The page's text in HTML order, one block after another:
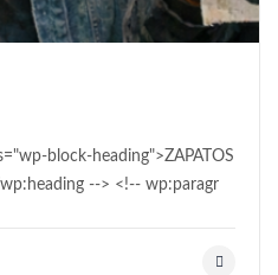
block-heading">ZAPATOS
--> <!-- wp:paragr